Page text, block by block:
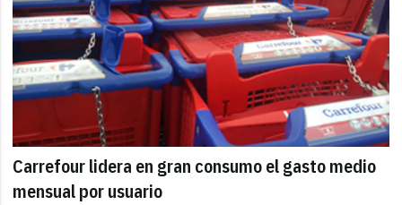
Carrefour lidera en gran consumo el gasto medio
mensual por usuario